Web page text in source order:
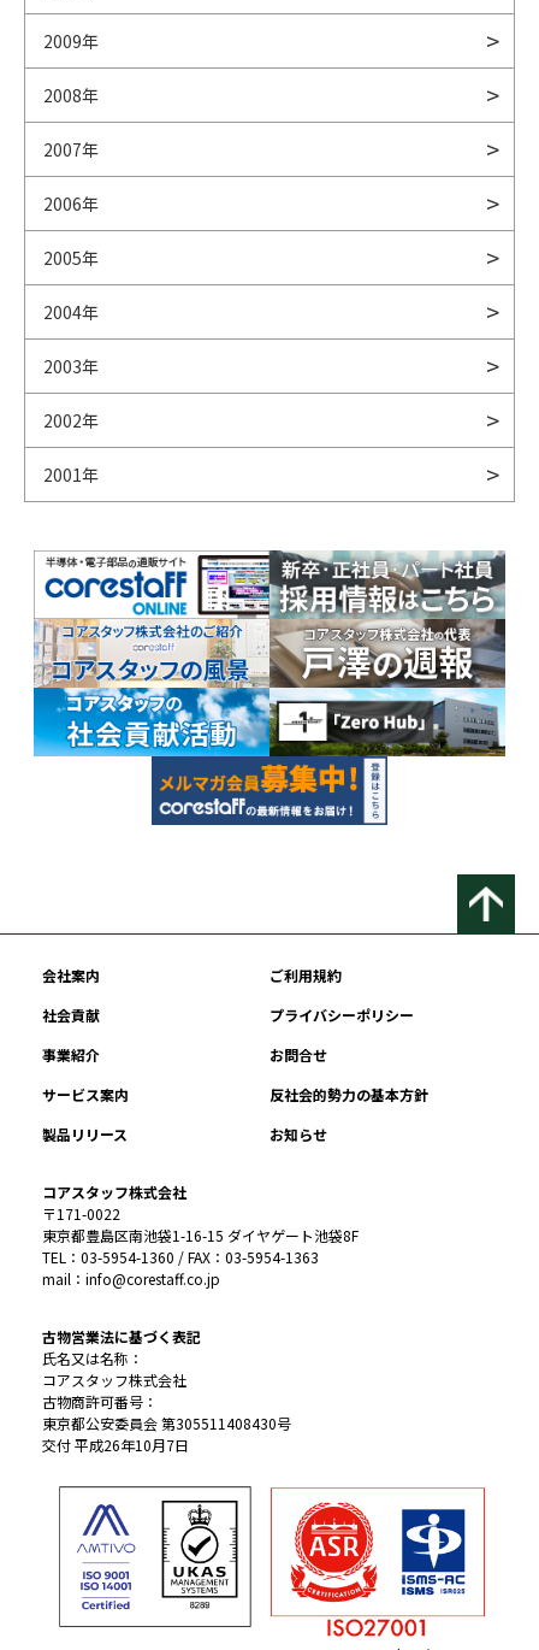
2009年
2008年
2007年
2006年
2005年
2004年
2003年
2002年
2001年
会社案内
ご利用規約
社会貢献
プライバシーポリシー
事業紹介
お問合せ
サービス案内
反社会的勢力の基本方針
製品リリース
お知らせ
コアスタッフ株式会社
〒171-0022
東京都豊島区南池袋1-16-15 ダイヤゲート池袋8F
TEL：03-5954-1360 / FAX：03-5954-1363
mail：info@corestaff.co.jp
古物営業法に基づく表記
氏名又は名称：
コアスタッフ株式会社
古物商許可番号：
東京都公安委員会 第305511408430号
交付 平成26年10月7日